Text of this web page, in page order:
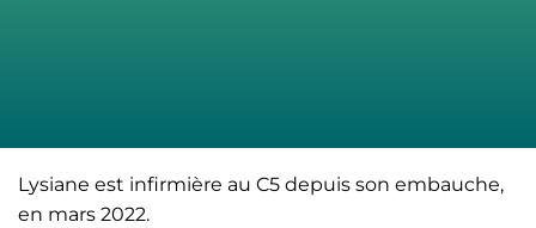
Lysiane est infirmière au C5 depuis son embauche,
en mars 2022.